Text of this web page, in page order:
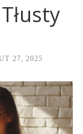
27, 2025